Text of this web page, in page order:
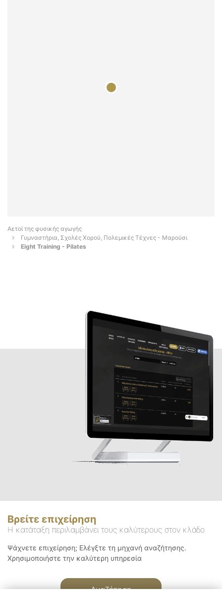
Αετοί της φυσικής αγωγής
Γυμναστήρια, Σχολές Χορού, Πολεμικές Τέχνες - Μαρούσι
Eight Training - Pilates
Βρείτε επιχείρηση
Η κατάταξη περιλαμβάνει τους καλύτερους στον κλάδο
Ψάχνετε επιχείρηση; Ελέγξτε τη μηχανή αναζήτησης.
Χρησιμοποιήστε την καλύτερη υπηρεσία